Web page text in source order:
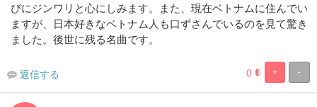
びにジンワリと心にしみます。また、現在ベトナムに住んでい
ますが、日本好きなベトナム人も口ずさんでいるのを見て驚き
ました。後世に残る名曲です。
-
+
0%100%
0
返信する